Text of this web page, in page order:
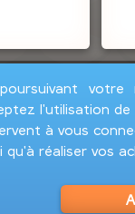
l'utilisation de
à vous
qu'à réaliser vos